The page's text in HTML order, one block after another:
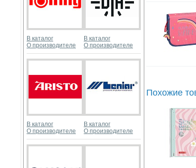
В каталог
О производителе
В каталог
О производителе
В каталог
О производителе
В каталог
О производителе
Похожие